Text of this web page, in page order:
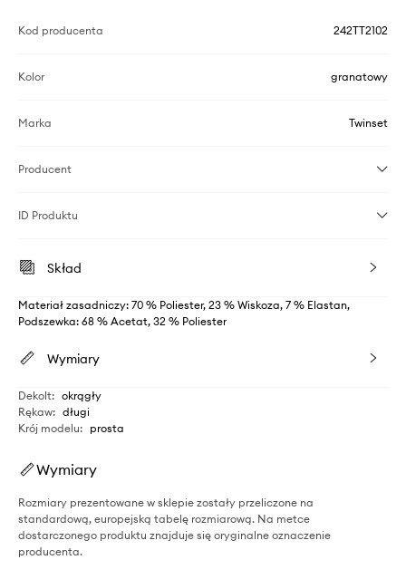
Kod producenta 242TT2102
Kolor granatowy
Marka Twinset
Producent
ID Produktu
Skład
Materiał zasadniczy: 70 % Poliester, 23 % Wiskoza, 7 % Elastan,
Podszewka: 68 % Acetat, 32 % Poliester
Wymiary
Dekolt: okrągły
Rękaw: długi
Krój modelu: prosta
Wymiary
Rozmiary prezentowane w sklepie zostały przeliczone na
standardową, europejską tabelę rozmiarową. Na metce
dostarczonego produktu znajduje się oryginalne oznaczenie
producenta.